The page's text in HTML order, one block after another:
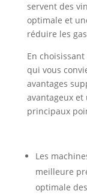
servent des
optimale et
réduire les
En
qui vous
avantages
avantageux
principaux
Les
meilleure
optimale